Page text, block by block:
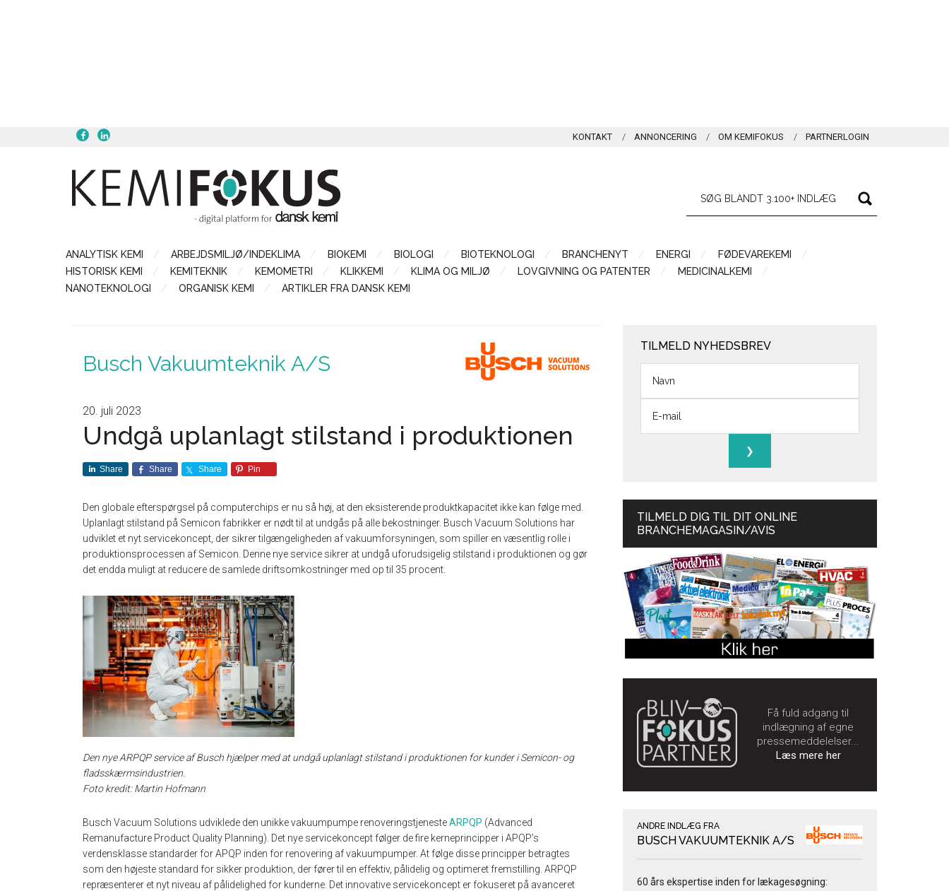
KONTAKT ANNONCERING OM KEMIFOKUS PARTNERLOGIN
ANALYTISK KEMI ARBEJDSMILJØ/INDEKLIMA BIOKEMI BIOLOGI BIOTEKNOLOGI BRANCHENYT ENERGI
FØDEVAREKEMI
HISTORISK KEMI
KEMITEKNIK KEMOMETRI KLIKKEMI KLIMA OG MILJØ LOVGIVNING OG PATENTER
MEDICINALKEMI
NANOTEKNOLOGI
ORGANISK KEMI ARTIKLER FRA DANSK KEMI
Busch Vakuumteknik A/S
20. juli 2023
Undgå uplanlagt stilstand i produktionen
Share Share Share Pin
Den globale efterspørgsel på computerchips er nu så høj, at den eksisterende produktkapacitet ikke kan følge med.
Uplanlagt stilstand på Semicon fabrikker er nødt til at undgås på alle bekostninger. Busch Vacuum Solutions har
udviklet et nyt servicekoncept, der sikrer tilgængeligheden af vakuumforsyningen, som spiller en væsentlig rolle i
produktionsprocessen af Semicon. Denne nye service sikrer at undgå uforudsigelig stilstand i produktionen og gør
det endda muligt at reducere de samlede driftsomkostninger med op til 35 procent.
Den nye ARPQP service af Busch hjælper med at undgå uplanlagt stilstand i produktionen for kunder i Semicon- og
fladsskærmsindustrien.
Foto kredit: Martin Hofmann
Busch Vacuum Solutions udviklede den unikke vakuumpumpe renoveringstjenesteARPQP (Advanced
Remanufacture Product Quality Planning). Det nye servicekoncept følger de fire kerneprincipper i APQP’s
verdensklasse standarder for APQP inden for renovering af vakuumpumper. At følge disse principper betragtes
som den højeste standard for sikker produktion, der fører til en effektiv, pålidelig og optimeret fremstilling. ARPQP
repræsenterer et nyt niveau af pålidelighed for kunderne. Det innovative servicekoncept er fokuseret på avanceret
TILMELD NYHEDSBREV
TILMELD DIG TIL DIT ONLINE
BRANCHEMAGASIN/AVIS
Få fuld adgang til
indlægning af egne
pressemeddelelser...
Læs mere her
ANDRE INDLÆG FRA
BUSCH VAKUUMTEKNIK A/S
60 års ekspertise inden for lækagesøgning: